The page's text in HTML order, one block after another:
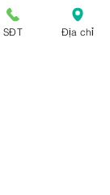
SĐT Địa chỉ